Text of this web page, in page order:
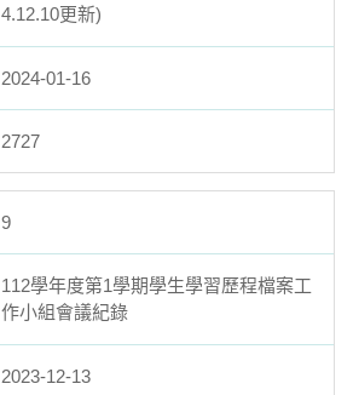
4.12.10更新)
2024-01-16
2727
9
112學年度第1學期學生學習歷程檔案工
作小組會議紀錄
2023-12-13